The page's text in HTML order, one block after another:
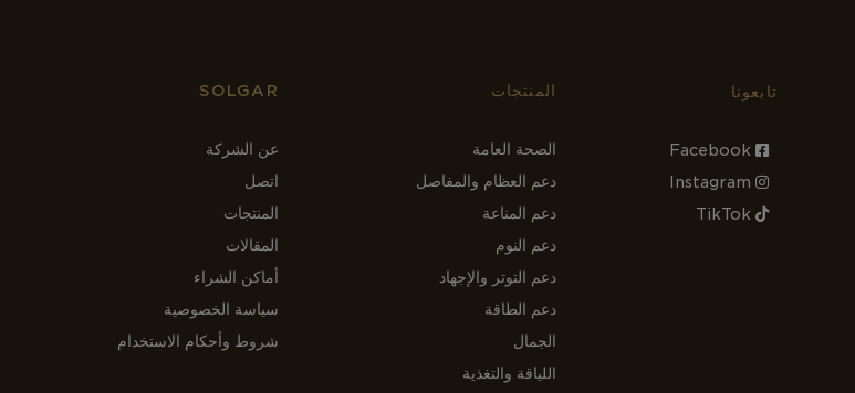
تابعونا المنتجات
الصحة العامة
دعم العظام والمفاصل
دعم المناعة
دعم النوم
دعم التوتر والإجهاد
دعم الطاقة
الجمال
اللياقة والتغذية
SOLGAR
عن الشركة
اتصل
المنتجات
المقالات
أماكن الشراء
سياسة الخصوصية
شروط وأحكام الاستخدام